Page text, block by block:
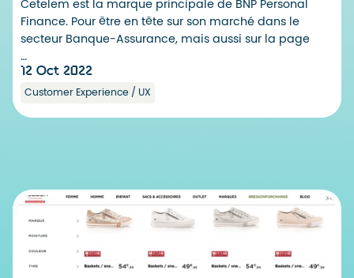
Cetelem est la marque principale de BNP Personal
Finance. Pour être en tête sur son marché dans le
secteur Banque-Assurance, mais aussi sur la page
…
12 Oct 2022
Customer Experience / UX